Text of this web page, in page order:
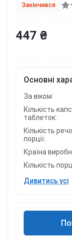
Закінчився
Основні
За віком:
Кількість
таблеток:
Кількість
порції:
Країна
Кількість
Дивитись усі
447 ₴